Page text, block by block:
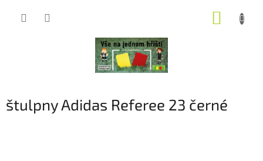
štulpny Adidas Referee 23 černé